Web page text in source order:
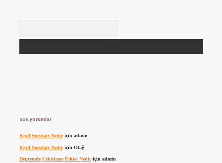
Son yorumlar
Keşif Soruları Nediriçin admin
Keşif Soruları Nediriçin Otağ
Depremde Çekiçleme Etkisi Nediriçin admin